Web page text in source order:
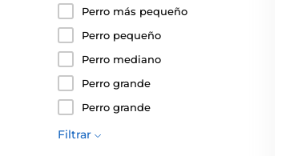
Perro más pequeño
Perro pequeño
Perro mediano
Perro grande
Perro grande
Filtrar